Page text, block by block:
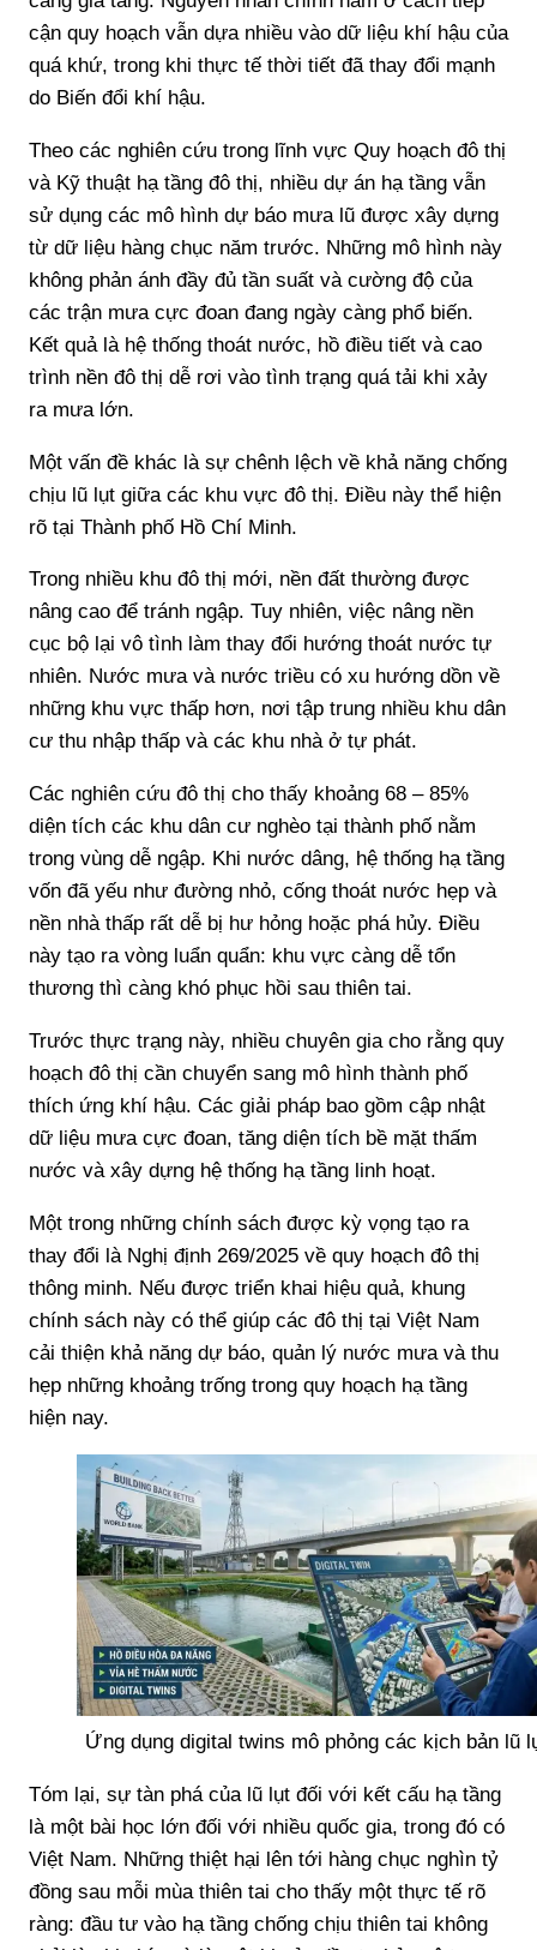
cận quy hoạch vẫn dựa nhiều vào dữ liệu khí hậu của
quá khứ, trong khi thực tế thời tiết đã thay đổi mạnh
do Biến đổi khí hậu.
Theo các nghiên cứu trong lĩnh vực Quy hoạch đô thị
và Kỹ thuật hạ tầng đô thị, nhiều dự án hạ tầng vẫn
sử dụng các mô hình dự báo mưa lũ được xây dựng
từ dữ liệu hàng chục năm trước. Những mô hình này
không phản ánh đầy đủ tần suất và cường độ của
các trận mưa cực đoan đang ngày càng phổ biến.
Kết quả là hệ thống thoát nước, hồ điều tiết và cao
trình nền đô thị dễ rơi vào tình trạng quá tải khi xảy
ra mưa lớn.
Một vấn đề khác là sự chênh lệch về khả năng chống
chịu lũ lụt giữa các khu vực đô thị. Điều này thể hiện
rõ tại Thành phố Hồ Chí Minh.
Trong nhiều khu đô thị mới, nền đất thường được
nâng cao để tránh ngập. Tuy nhiên, việc nâng nền
cục bộ lại vô tình làm thay đổi hướng thoát nước tự
nhiên. Nước mưa và nước triều có xu hướng dồn về
những khu vực thấp hơn, nơi tập trung nhiều khu dân
cư thu nhập thấp và các khu nhà ở tự phát.
Các nghiên cứu đô thị cho thấy khoảng 68 – 85%
diện tích các khu dân cư nghèo tại thành phố nằm
trong vùng dễ ngập. Khi nước dâng, hệ thống hạ tầng
vốn đã yếu như đường nhỏ, cống thoát nước hẹp và
nền nhà thấp rất dễ bị hư hỏng hoặc phá hủy. Điều
này tạo ra vòng luẩn quẩn: khu vực càng dễ tổn
thương thì càng khó phục hồi sau thiên tai.
Trước thực trạng này, nhiều chuyên gia cho rằng quy
hoạch đô thị cần chuyển sang mô hình thành phố
thích ứng khí hậu. Các giải pháp bao gồm cập nhật
dữ liệu mưa cực đoan, tăng diện tích bề mặt thấm
nước và xây dựng hệ thống hạ tầng linh hoạt.
Một trong những chính sách được kỳ vọng tạo ra
thay đổi là Nghị định 269/2025 về quy hoạch đô thị
thông minh. Nếu được triển khai hiệu quả, khung
chính sách này có thể giúp các đô thị tại Việt Nam
cải thiện khả năng dự báo, quản lý nước mưa và thu
hẹp những khoảng trống trong quy hoạch hạ tầng
hiện nay.
Ứng dụng digital twins mô phỏng các kịch bản lũ
Tóm lại, sự tàn phá của lũ lụt đối với kết cấu hạ tầng
là một bài học lớn đối với nhiều quốc gia, trong đó có
Việt Nam. Những thiệt hại lên tới hàng chục nghìn tỷ
đồng sau mỗi mùa thiên tai cho thấy một thực tế rõ
ràng: đầu tư vào hạ tầng chống chịu thiên tai không